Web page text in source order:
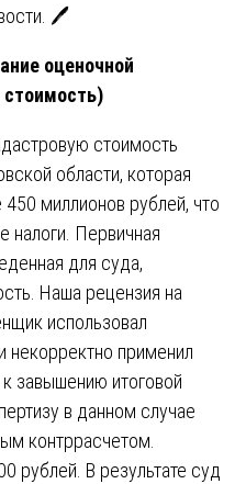
🖊️
оценочной
стоимость)
стоимость
области, которая
миллионов рублей, что
налоги. Первичная
для суда,
Наша рецензия на
использовал
некорректно применил
завышению итоговой
в данном случае
контррасчетом.
рублей. В результате суд